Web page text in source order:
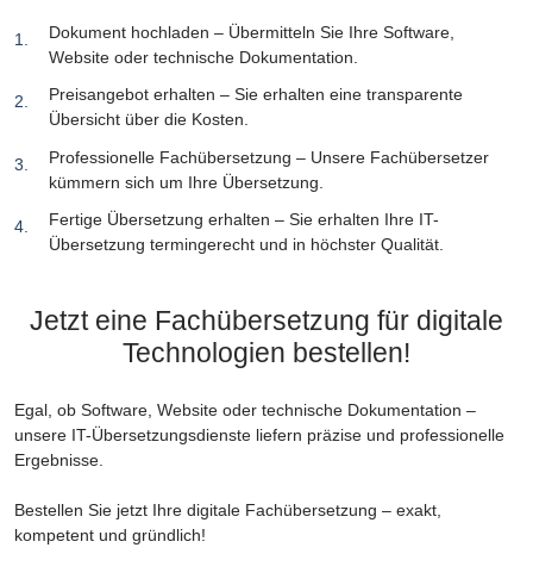
Dokument hochladen – Übermitteln Sie Ihre Software,
Website oder technische Dokumentation.
Preisangebot erhalten – Sie erhalten eine transparente
Übersicht über die Kosten.
Professionelle Fachübersetzung – Unsere Fachübersetzer
kümmern sich um Ihre Übersetzung.
Fertige Übersetzung erhalten – Sie erhalten Ihre IT-
Übersetzung termingerecht und in höchster Qualität.
Jetzt eine Fachübersetzung für digitale
Technologien bestellen!
Egal, ob Software, Website oder technische Dokumentation –
unsere IT-Übersetzungsdienste liefern präzise und professionelle
Ergebnisse.
Bestellen Sie jetzt Ihre digitale Fachübersetzung – exakt,
kompetent und gründlich!